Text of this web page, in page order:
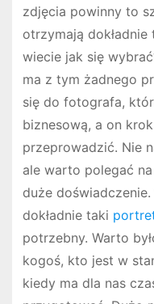
zdjęcia powinny to
otrzymają
wiecie jak się
ma z tym żadnego
się do fotografa,
biznesową, a on
przeprowadzić. Nie
ale warto polegać
duże
dokładnie taki
potrzebny. Warto
kogoś, kto jest w
kiedy ma dla nas